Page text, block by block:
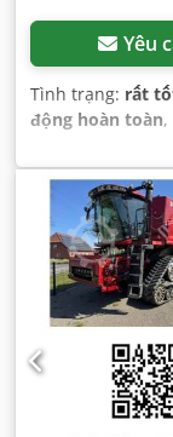
Yêu
Tình trạng: rất
động hoàn toàn